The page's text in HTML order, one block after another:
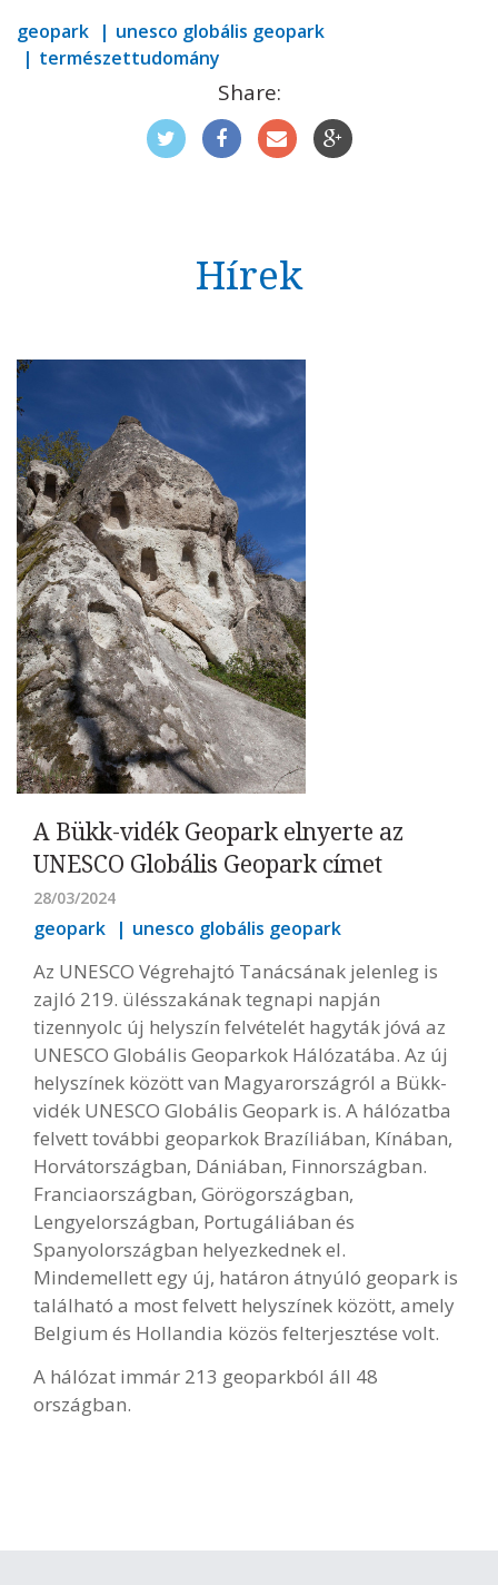
geopark
unesco globális geopark
természettudomány
Share:
Hírek
A Bükk-vidék Geopark elnyerte az
UNESCO Globális Geopark címet
28/03/2024
geopark unesco globális geopark
Az UNESCO Végrehajtó Tanácsának jelenleg is
zajló 219. ülésszakának tegnapi napján
tizennyolc új helyszín felvételét hagyták jóvá az
UNESCO Globális Geoparkok Hálózatába. Az új
helyszínek között van Magyarországról a Bükk-
vidék UNESCO Globális Geopark is. A hálózatba
felvett további geoparkok Brazíliában, Kínában,
Horvátországban, Dániában, Finnországban.
Franciaországban, Görögországban,
Lengyelországban, Portugáliában és
Spanyolországban helyezkednek el.
Mindemellett egy új, határon átnyúló geopark is
található a most felvett helyszínek között, amely
Belgium és Hollandia közös felterjesztése volt.
A hálózat immár 213 geoparkból áll 48
országban.